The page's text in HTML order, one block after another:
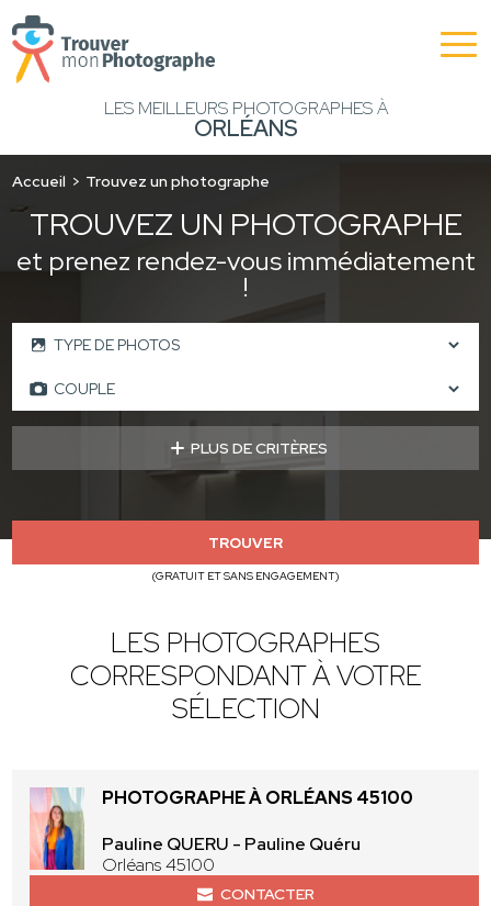
LES MEILLEURS PHOTOGRAPHES À
ORLÉANS
Accueil Trouvez un photographe
TROUVEZ UN PHOTOGRAPHE
et prenez rendez-vous immédiatement
!
PLUS DE CRITÈRES
TROUVER
(GRATUIT ET SANS ENGAGEMENT)
LES PHOTOGRAPHES
CORRESPONDANT À VOTRE
SÉLECTION
PHOTOGRAPHE À ORLÉANS 45100
Pauline QUERU - Pauline Quéru
Orléans 45100
CONTACTER